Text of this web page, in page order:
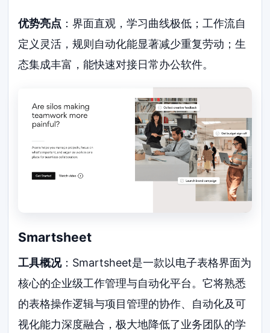
优势亮点 ：界面直观，学习曲线极低；工作流自
定义灵活，规则自动化能显著减少重复劳动；生
态集成丰富，能快速对接日常办公软件。
Smartsheet
工具概况：Smartsheet是一款以电子表格界面为
核心的企业级工作管理与自动化平台。它将熟悉
的表格操作逻辑与项目管理的协作、自动化及可
视化能力深度融合，极大地降低了业务团队的学